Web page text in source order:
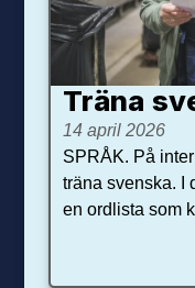
Träna
14 april 2026
SPRÅK. På
träna svenska. I
en ordlista som